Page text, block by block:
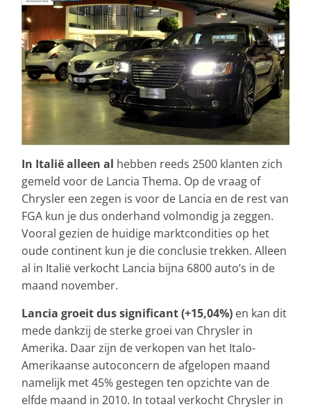
In Italië alleen al hebben reeds 2500 klanten zich
gemeld voor de Lancia Thema. Op de vraag of
Chrysler een zegen is voor de Lancia en de rest van
FGA kun je dus onderhand volmondig ja zeggen.
Vooral gezien de huidige marktcondities op het
oude continent kun je die conclusie trekken. Alleen
al in Italië verkocht Lancia bijna 6800 auto’s in de
maand november.
Lancia groeit dus significant (+15,04%) en kan dit
mede dankzij de sterke groei van Chrysler in
Amerika. Daar zijn de verkopen van het Italo-
Amerikaanse autoconcern de afgelopen maand
namelijk met 45% gestegen ten opzichte van de
elfde maand in 2010. In totaal verkocht Chrysler in